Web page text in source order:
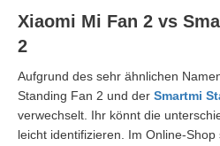
Xiaomi Mi Fan 2 vs
2
Aufgrund des sehr ähnlichen
Standing Fan 2 und der Smartmi
verwechselt. Ihr könnt die
leicht identifizieren. Im Online-